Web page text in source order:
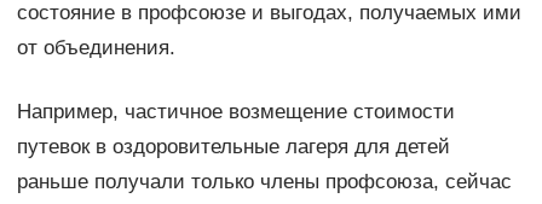
состояние в профсоюзе и выгодах, получаемых ими
от объединения.
Например, частичное возмещение стоимости
путевок в оздоровительные лагеря для детей
раньше получали только члены профсоюза, сейчас